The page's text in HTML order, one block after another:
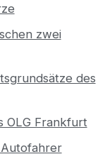
zwei
des
OLG Frankfurt